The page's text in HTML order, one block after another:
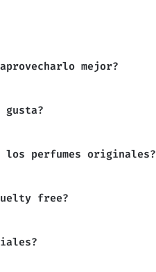
mejor?
gusta?
los perfumes originales?
free?